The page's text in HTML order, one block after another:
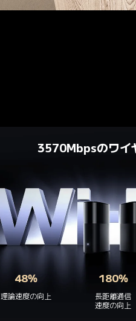
3570Mbpsのワイ
48%
理論速度の向上
180%
長距離通信
速度の向上